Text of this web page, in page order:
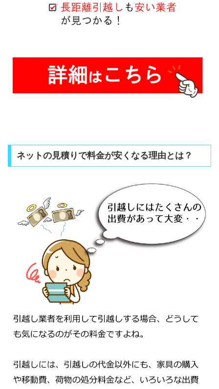
ネットの見積りで料金が安くなる理由とは？